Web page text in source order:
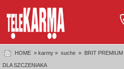
HOME » karmy » suche » BRIT
DLA SZCZENIAKA